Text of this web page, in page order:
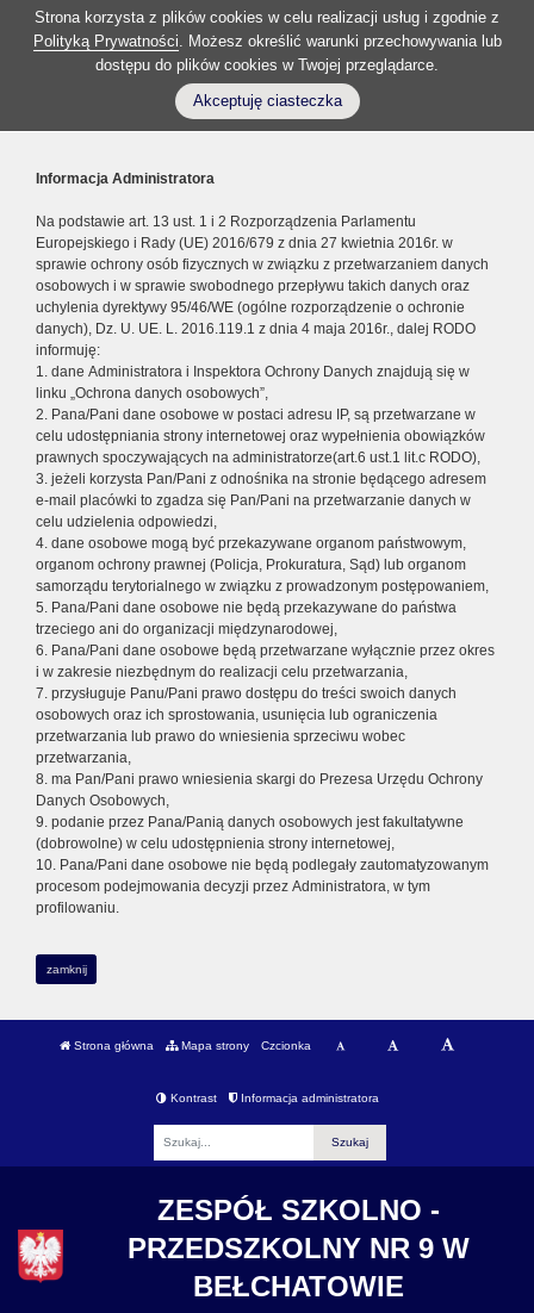
Strona korzysta z plików cookies w celu realizacji usług i zgodnie z
Polityką Prywatności. Możesz określić warunki przechowywania lub
dostępu do plików cookies w Twojej przeglądarce.
Akceptuję ciasteczka
Informacja Administratora
Na podstawie art. 13 ust. 1 i 2 Rozporządzenia Parlamentu
Europejskiego i Rady (UE) 2016/679 z dnia 27 kwietnia 2016r. w
sprawie ochrony osób fizycznych w związku z przetwarzaniem danych
osobowych i w sprawie swobodnego przepływu takich danych oraz
uchylenia dyrektywy 95/46/WE (ogólne rozporządzenie o ochronie
danych), Dz. U. UE. L. 2016.119.1 z dnia 4 maja 2016r., dalej RODO
informuję:
1. dane Administratora i Inspektora Ochrony Danych znajdują się w
linku „Ochrona danych osobowych”,
2. Pana/Pani dane osobowe w postaci adresu IP, są przetwarzane w
celu udostępniania strony internetowej oraz wypełnienia obowiązków
prawnych spoczywających na administratorze(art.6 ust.1 lit.c RODO),
3. jeżeli korzysta Pan/Pani z odnośnika na stronie będącego adresem
e-mail placówki to zgadza się Pan/Pani na przetwarzanie danych w
celu udzielenia odpowiedzi,
4. dane osobowe mogą być przekazywane organom państwowym,
organom ochrony prawnej (Policja, Prokuratura, Sąd) lub organom
samorządu terytorialnego w związku z prowadzonym postępowaniem,
5. Pana/Pani dane osobowe nie będą przekazywane do państwa
trzeciego ani do organizacji międzynarodowej,
6. Pana/Pani dane osobowe będą przetwarzane wyłącznie przez okres
i w zakresie niezbędnym do realizacji celu przetwarzania,
7. przysługuje Panu/Pani prawo dostępu do treści swoich danych
osobowych oraz ich sprostowania, usunięcia lub ograniczenia
przetwarzania lub prawo do wniesienia sprzeciwu wobec
przetwarzania,
8. ma Pan/Pani prawo wniesienia skargi do Prezesa Urzędu Ochrony
Danych Osobowych,
9. podanie przez Pana/Panią danych osobowych jest fakultatywne
(dobrowolne) w celu udostępnienia strony internetowej,
10. Pana/Pani dane osobowe nie będą podlegały zautomatyzowanym
procesom podejmowania decyzji przez Administratora, w tym
profilowaniu.
zamknij
Strona główna Mapa strony Czcionka
Kontrast Informacja administratora
ZESPÓŁ SZKOLNO -
PRZEDSZKOLNY NR 9 W
BEŁCHATOWIE